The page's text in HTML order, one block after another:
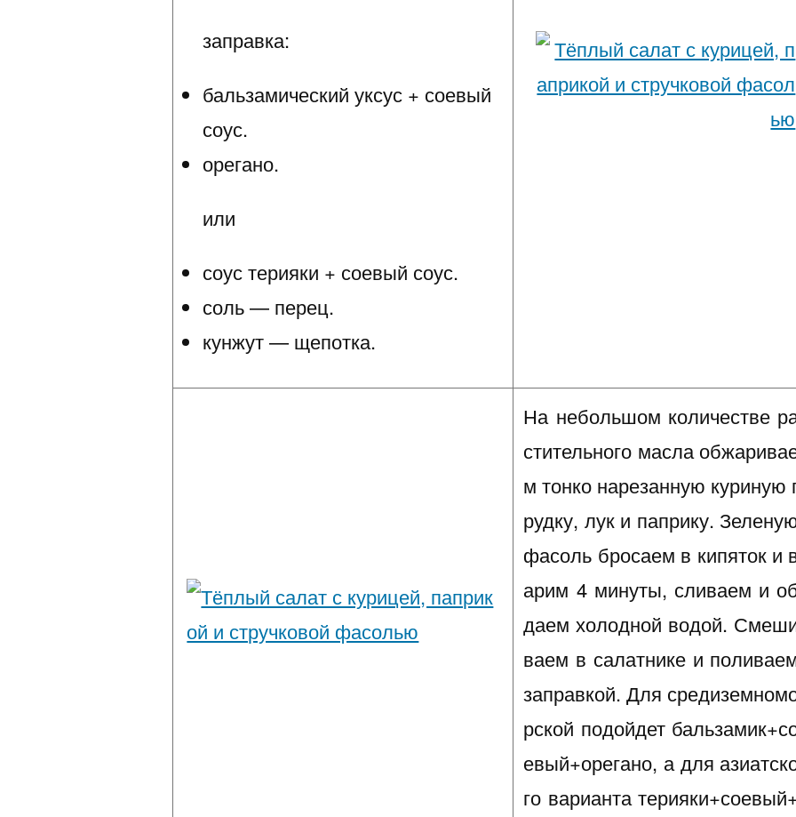
заправка:
бальзамический уксус + соевый
соус.
орегано.
или
соус терияки + соевый соус.
соль — перец.
кунжут — щепотка.
На небольшом количестве
стительного масла
м тонко нарезанную куриную
рудку, лук и паприку.
фасоль бросаем в кипяток и
арим 4 минуты, сливаем и
даем холодной водой.
ваем в салатнике и
заправкой. Для
рской подойдет
евый+орегано, а для
го варианта